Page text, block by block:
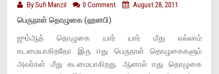
BySufi Manzil 0 Comment August 28, 2011
பெருநாள் தொழுகை (ஹனபி)
ஜும்ஆத் தொழுகை யார் யார் மீது எல்லாம்
கடமையாகிறதோ இரு ஈது பெருநாள் தொழுகைகளும்
அவர்கள் மீது கடமையாகிறது. ஆனால் ஈது தொழுகை